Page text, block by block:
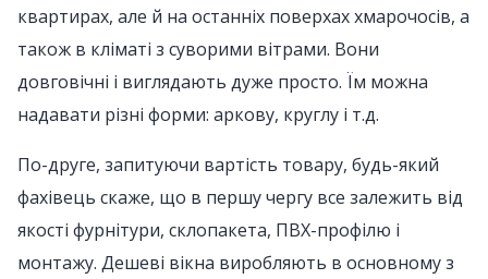
квартирах, але й на останніх поверхах хмарочосів, а
також в кліматі з суворими вітрами. Вони
довговічні і виглядають дуже просто. Їм можна
надавати різні форми: аркову, круглу і т.д.
По-друге, запитуючи вартість товару, будь-який
фахівець скаже, що в першу чергу все залежить від
якості фурнітури, склопакета, ПВХ-профілю і
монтажу. Дешеві вікна виробляють в основному з